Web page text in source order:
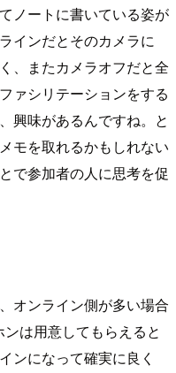
ノートに書いている姿が
インだとそのカメラに
、またカメラオフだと全
ァシリテーションをする
興味があるんですね。と
モを取れるかもしれない
で参加者の人に思考を促
オンライン側が多い場合
は用意してもらえると
ンになって確実に良く